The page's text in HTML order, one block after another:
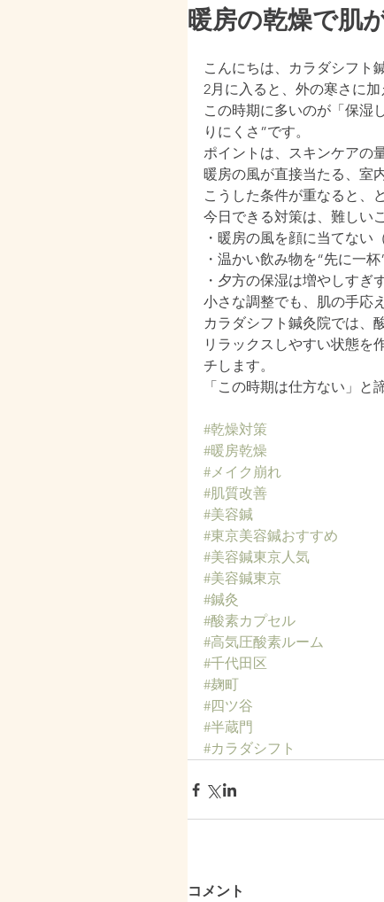
暖房の乾燥で肌
こんにちは、カラダシフト
2月に入ると、外の寒さに
この時期に多いのが「保湿
りにくさ”です。
ポイントは、スキンケアの
暖房の風が直接当たる、室
こうした条件が重なると、
今日できる対策は、難しい
・暖房の風を顔に当てない
・温かい飲み物を“先に一
・夕方の保湿は増やしすぎ
小さな調整でも、肌の手応
カラダシフト鍼灸院では、
リラックスしやすい状態を
チします。
「この時期は仕方ない」と
#乾燥対策
#暖房乾燥
#メイク崩れ
#肌質改善
#美容鍼
#東京美容鍼おすすめ
#美容鍼東京人気
#美容鍼東京
#鍼灸
#酸素カプセル
#高気圧酸素ルーム
#千代田区
#麹町
#四ツ谷
#半蔵門
#カラダシフト
コメント